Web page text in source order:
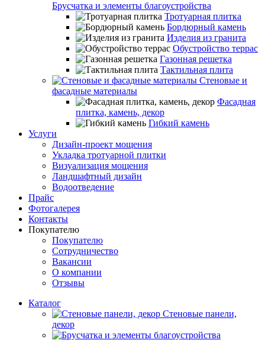
Брусчатка и элементы благоустройства
Тротуарная плитка
Бордюрный камень
Изделия из гранита
Обустройство террас
Газонная решетка
Тактильная плита
Стеновые и
фасадные материалы
Фасадная
плитка, камень, декор
Гибкий камень
Услуги
Дизайн-проект мощения
Укладка тротуарной плитки
Визуализация мощения
Ландшафтный дизайн
Водоотведение
Прайс
Фотогалерея
Контакты
Покупателю
Покупателю
Сотрудничество
Вакансии
О компании
Отзывы
Каталог
Стеновые панели,
декор